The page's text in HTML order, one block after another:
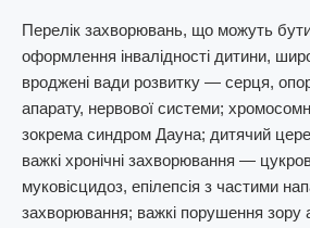
Перелік захворювань, що можуть
оформлення інвалідності дитини,
вроджені вади розвитку — серця,
апарату, нервової системи;
зокрема синдром Дауна; дитячий
важкі хронічні захворювання —
муковісцидоз, епілепсія з частими
захворювання; важкі порушення зору